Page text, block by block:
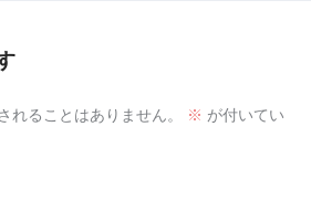
れることはありません。 ※ が付いてい